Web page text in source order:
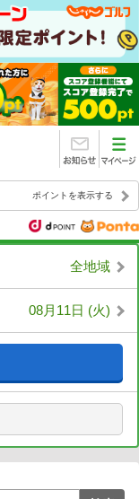
ポイントを表示する
全地域
08月11日 (火)